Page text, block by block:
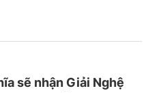
sẽ nhận Giải Nghệ